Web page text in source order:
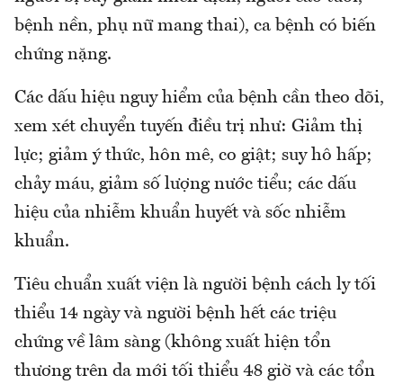
bệnh nền, phụ nữ mang thai), ca bệnh có biến
chứng nặng.
Các dấu hiệu nguy hiểm của bệnh cần theo dõi,
xem xét chuyển tuyến điều trị như: Giảm thị
lực; giảm ý thức, hôn mê, co giật; suy hô hấp;
chảy máu, giảm số lượng nước tiểu; các dấu
hiệu của nhiễm khuẩn huyết và sốc nhiễm
khuẩn.
Tiêu chuẩn xuất viện là người bệnh cách ly tối
thiểu 14 ngày và người bệnh hết các triệu
chứng về lâm sàng (không xuất hiện tổn
thương trên da mới tối thiểu 48 giờ và các tổn